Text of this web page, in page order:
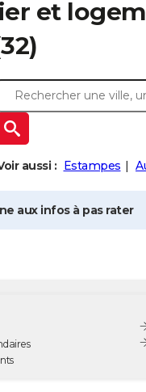
et
aussi : Estampes
aux infos à pas rater